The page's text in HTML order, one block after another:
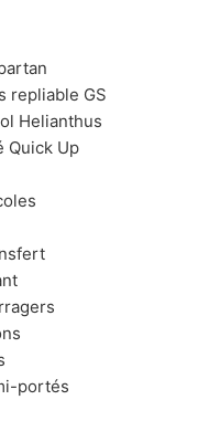
repliable GS
Helianthus
Quick Up
portés